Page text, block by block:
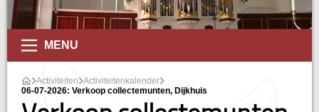
MENU
Activiteiten Activiteitenkalender
06-07-2026: Verkoop collectemunten, Dijkhuis